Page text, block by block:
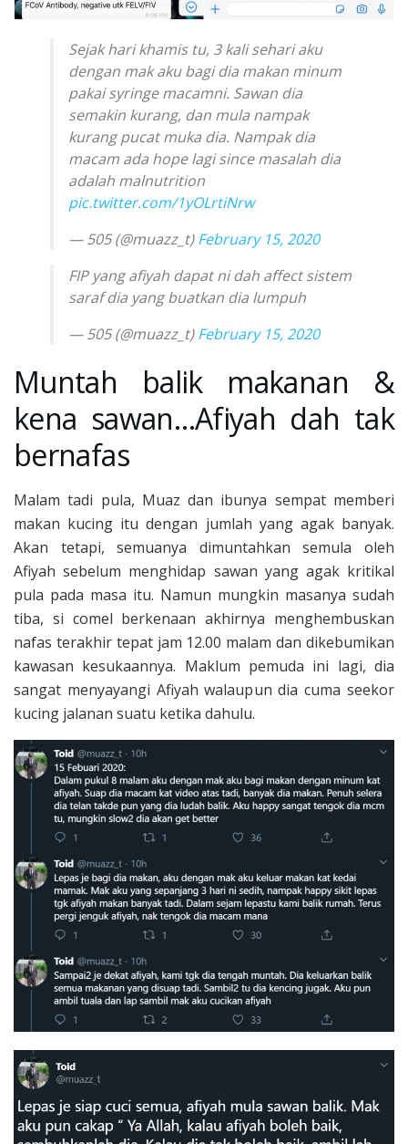
Sejak hari khamis tu, 3 kali sehari aku
dengan mak aku bagi dia makan minum
pakai syringe macamni. Sawan dia
semakin kurang, dan mula nampak
kurang pucat muka dia. Nampak dia
macam ada hope lagi since masalah dia
adalah malnutrition
pic.twitter.com/1yOLrtiNrw
— 505 (@muazz_t)February 15, 2020
FIP yang afiyah dapat ni dah affect sistem
saraf dia yang buatkan dia lumpuh
— 505 (@muazz_t)February 15, 2020
Muntah balik makanan &
kena sawan…Afiyah dah tak
bernafas
Malam tadi pula, Muaz dan ibunya sempat memberi
makan kucing itu dengan jumlah yang agak banyak.
Akan tetapi, semuanya dimuntahkan semula oleh
Afiyah sebelum menghidap sawan yang agak kritikal
pula pada masa itu. Namun mungkin masanya sudah
tiba, si comel berkenaan akhirnya menghembuskan
nafas terakhir tepat jam 12.00 malam dan dikebumikan
kawasan kesukaannya. Maklum pemuda ini lagi, dia
sangat menyayangi Afiyah walaupun dia cuma seekor
kucing jalanan suatu ketika dahulu.